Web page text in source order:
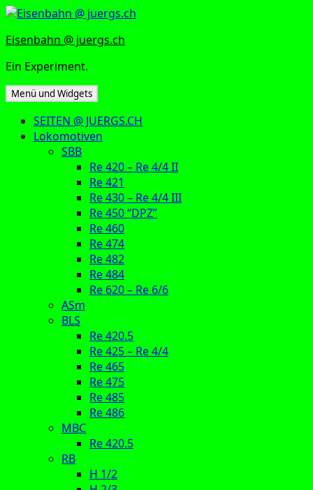
Zum
springen
Eisenbahn @ juergs.ch
Ein Experiment.
Menü und Widgets
SEITEN @ JUERGS.CH
Lokomotiven
SBB
Re 420 – Re 4/4 II
Re 421
Re 430 – Re 4/4 III
Re 450 “DPZ”
Re 460
Re 474
Re 482
Re 484
Re 620 – Re 6/6
ASm
BLS
Re 420.5
Re 425 – Re 4/4
Re 465
Re 475
Re 485
Re 486
MBC
Re 420.5
RB
H 1/2